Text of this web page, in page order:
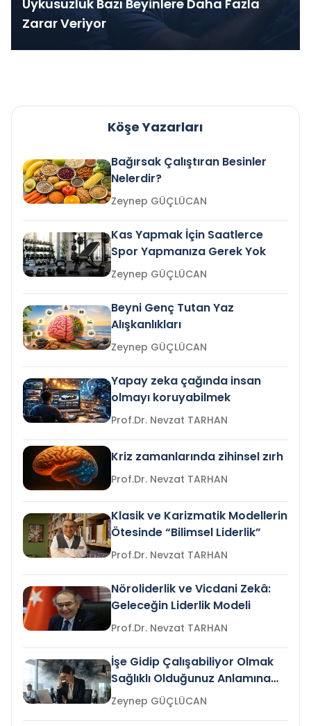
Uykusuzluk Bazı Beyinlere Daha Fazla
Zarar Veriyor
Köşe Yazarları
Bağırsak Çalıştıran Besinler
Nelerdir?
Zeynep GÜÇLÜCAN
Kas Yapmak İçin Saatlerce
Spor Yapmanıza Gerek Yok
Zeynep GÜÇLÜCAN
Beyni Genç Tutan Yaz
Alışkanlıkları
Zeynep GÜÇLÜCAN
Yapay zeka çağında insan
olmayı koruyabilmek
Prof.Dr. Nevzat TARHAN
Kriz zamanlarında zihinsel zırh
Prof.Dr. Nevzat TARHAN
Klasik ve Karizmatik Modellerin
Ötesinde “Bilimsel Liderlik”
Prof.Dr. Nevzat TARHAN
Nöroliderlik ve Vicdani Zekâ:
Geleceğin Liderlik Modeli
Prof.Dr. Nevzat TARHAN
İşe Gidip Çalışabiliyor Olmak
Sağlıklı Olduğunuz Anlamına
Gelir mi?Zeynep GÜÇLÜCAN